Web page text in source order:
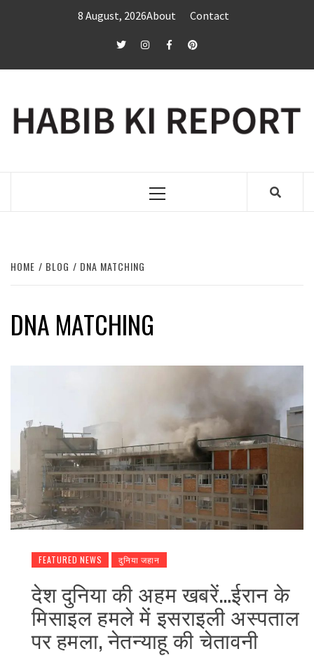
8 August, 2026About Contact
twitterInstagramFacebookPinterest
Primary
HOME BLOG DNA MATCHING
DNA MATCHING
FEATURED NEWS दुनिया जहान
देश दुनिया की अहम खबरें…ईरान के
मिसाइल हमले में इसराइली अस्पताल
पर हमला, नेतन्याहू की चेतावनी